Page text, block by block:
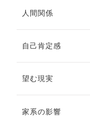
人間関係
自己肯定感
望む現実
家系の影響